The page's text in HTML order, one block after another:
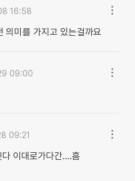
16:58
의미를 가지고 있는걸까요
09:00
09:21
이대로가다간....흠